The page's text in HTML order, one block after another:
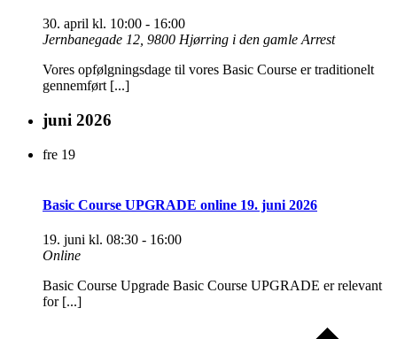
30. april kl. 10:00 - 16:00
Jernbanegade 12, 9800 Hjørring i den gamle Arrest
Vores opfølgningsdage til vores Basic Course er traditionelt
gennemført [...]
juni 2026
fre 19
Basic Course UPGRADE online 19. juni 2026
19. juni kl. 08:30 - 16:00
Online
Basic Course Upgrade Basic Course UPGRADE er relevant
for [...]